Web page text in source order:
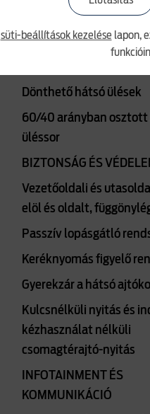
hátuljában
Dönthető hátsó ülések
60/40 arányban osztott
üléssor
BIZTONSÁG ÉS
Vezetőoldali és
elöl és oldalt,
Passzív lopásgátló
Keréknyomás figyelő
Gyerekzár a hátsó
Kulcsnélküli nyitás és
kézhasználat nélküli
csomagtérajtó-nyitás
INFOTAINMENT ÉS
KOMMUNIKÁCIÓ
süti-beállítások kezelése lapon,